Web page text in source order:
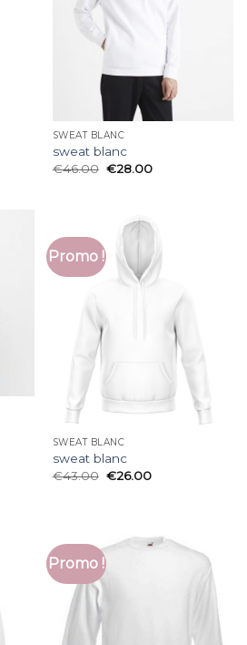
SWEAT BLANC
sweat blanc
€46.00 €28.00
Promo !
SWEAT BLANC
sweat blanc
€43.00 €26.00
Promo !